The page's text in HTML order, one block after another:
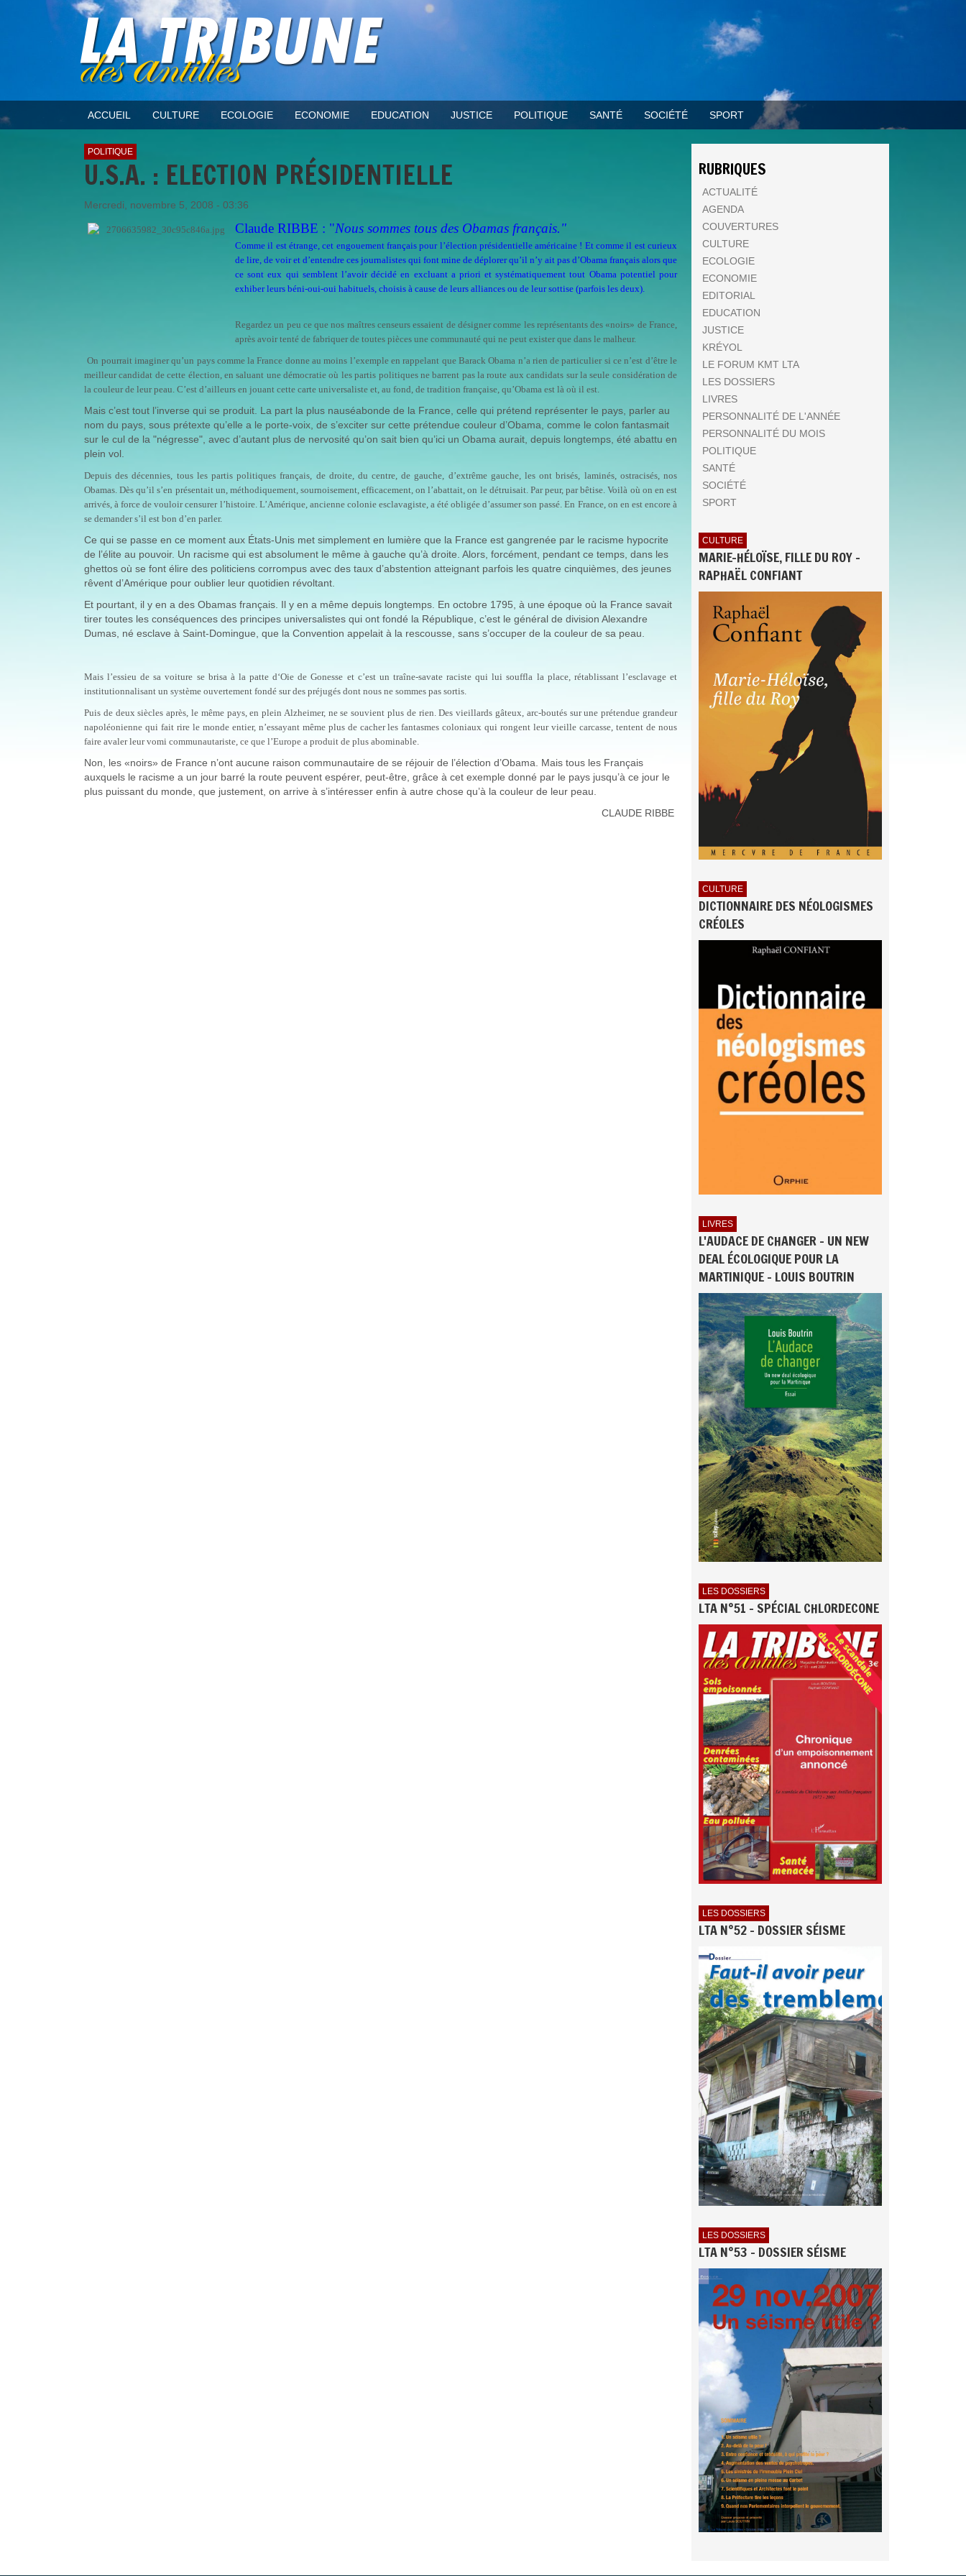
ACCUEIL CULTURE ECOLOGIE ECONOMIE EDUCATION JUSTICE POLITIQUE SANTÉ SOCIÉTÉ SPORT
POLITIQUE
U.S.A. : ELECTION PRÉSIDENTIELLE
Mercredi, novembre 5, 2008 - 03:36
Claude RIBBE : "Nous sommes tous des Obamas français."
Comme il est étrange, cet engouement français pour l’élection présidentielle américaine ! Et comme il est curieux
de lire, de voir et d’entendre ces journalistes qui font mine de déplorer qu’il n’y ait pas d’Obama français alors que
ce sont eux qui semblent l’avoir décidé en excluant a priori et systématiquement tout Obama potentiel pour
exhiber leurs béni-oui-oui habituels, choisis à cause de leurs alliances ou de leur sottise (parfois les deux).
Regardez un peu ce que nos maîtres censeurs essaient de désigner comme les représentants des «noirs» de France,
après avoir tenté de fabriquer de toutes pièces une communauté qui ne peut exister que dans le malheur.
On pourrait imaginer qu’un pays comme la France donne au moins l’exemple en rappelant que Barack Obama n’a rien de particulier si ce n’est d’être le
meilleur candidat de cette élection, en saluant une démocratie où les partis politiques ne barrent pas la route aux candidats sur la seule considération de
la couleur de leur peau. C’est d’ailleurs en jouant cette carte universaliste et, au fond, de tradition française, qu’Obama est là où il est.
Mais c’est tout l’inverse qui se produit. La part la plus nauséabonde de la France, celle qui prétend représenter le pays, parler au
nom du pays, sous prétexte qu’elle a le porte-voix, de s’exciter sur cette prétendue couleur d’Obama, comme le colon fantasmait
sur le cul de la "négresse", avec d’autant plus de nervosité qu’on sait bien qu’ici un Obama aurait, depuis longtemps, été abattu en
plein vol.
Depuis des décennies, tous les partis politiques français, de droite, du centre, de gauche, d’extrême gauche, les ont brisés, laminés, ostracisés, nos
Obamas. Dès qu’il s’en présentait un, méthodiquement, sournoisement, efficacement, on l’abattait, on le détruisait. Par peur, par bêtise. Voilà où on en est
arrivés, à force de vouloir censurer l’histoire. L’Amérique, ancienne colonie esclavagiste, a été obligée d’assumer son passé. En France, on en est encore à
se demander s’il est bon d’en parler.
Ce qui se passe en ce moment aux États-Unis met simplement en lumière que la France est gangrenée par le racisme hypocrite
de l’élite au pouvoir. Un racisme qui est absolument le même à gauche qu’à droite. Alors, forcément, pendant ce temps, dans les
ghettos où se font élire des politiciens corrompus avec des taux d’abstention atteignant parfois les quatre cinquièmes, des jeunes
rêvent d’Amérique pour oublier leur quotidien révoltant.
Et pourtant, il y en a des Obamas français. Il y en a même depuis longtemps. En octobre 1795, à une époque où la France savait
tirer toutes les conséquences des principes universalistes qui ont fondé la République, c’est le général de division Alexandre
Dumas, né esclave à Saint-Domingue, que la Convention appelait à la rescousse, sans s’occuper de la couleur de sa peau.
Mais l’essieu de sa voiture se brisa à la patte d‘Oie de Gonesse et c’est un traîne-savate raciste qui lui souffla la place, rétablissant l’esclavage et
institutionnalisant un système ouvertement fondé sur des préjugés dont nous ne sommes pas sortis.
Puis de deux siècles après, le même pays, en plein Alzheimer, ne se souvient plus de rien. Des vieillards gâteux, arc-boutés sur une prétendue grandeur
napoléonienne qui fait rire le monde entier, n’essayant même plus de cacher les fantasmes coloniaux qui rongent leur vieille carcasse, tentent de nous
faire avaler leur vomi communautariste, ce que l’Europe a produit de plus abominable.
Non, les «noirs» de France n’ont aucune raison communautaire de se réjouir de l’élection d’Obama. Mais tous les Français
auxquels le racisme a un jour barré la route peuvent espérer, peut-être, grâce à cet exemple donné par le pays jusqu’à ce jour le
plus puissant du monde, que justement, on arrive à s’intéresser enfin à autre chose qu’à la couleur de leur peau.
CLAUDE RIBBE
RUBRIQUES
ACTUALITÉ
AGENDA
COUVERTURES
CULTURE
ECOLOGIE
ECONOMIE
EDITORIAL
EDUCATION
JUSTICE
KRÉYOL
LE FORUM KMT LTA
LES DOSSIERS
LIVRES
PERSONNALITÉ DE L'ANNÉE
PERSONNALITÉ DU MOIS
POLITIQUE
SANTÉ
SOCIÉTÉ
SPORT
CULTURE
MARIE-HÉLOÏSE, FILLE DU ROY -
RAPHAËL CONFIANT
CULTURE
DICTIONNAIRE DES NÉOLOGISMES
CRÉOLES
LIVRES
L'AUDACE DE CHANGER - UN NEW
DEAL ÉCOLOGIQUE POUR LA
MARTINIQUE - LOUIS BOUTRIN
LES DOSSIERS
LTA N°51 - SPÉCIAL CHLORDECONE
LES DOSSIERS
LTA N°52 - DOSSIER SÉISME
LES DOSSIERS
LTA N°53 - DOSSIER SÉISME